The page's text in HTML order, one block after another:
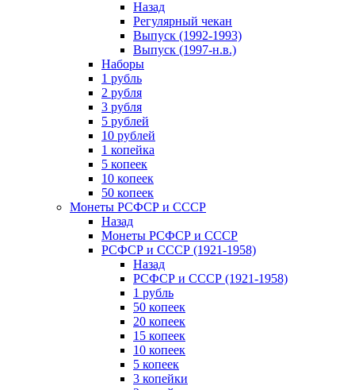
Назад
Регулярный чекан
Выпуск (1992-1993)
Выпуск (1997-н.в.)
Наборы
1 рубль
2 рубля
3 рубля
5 рублей
10 рублей
1 копейка
5 копеек
10 копеек
50 копеек
Монеты РСФСР и СССР
Назад
Монеты РСФСР и СССР
РСФСР и СССР (1921-1958)
Назад
РСФСР и СССР (1921-1958)
1 рубль
50 копеек
20 копеек
15 копеек
10 копеек
5 копеек
3 копейки